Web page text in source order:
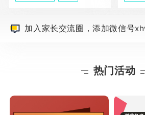
加入家长交流圈，添加微信号
热门活动